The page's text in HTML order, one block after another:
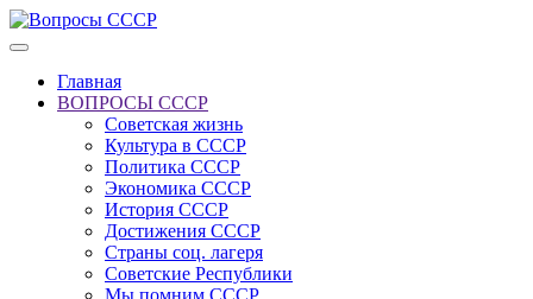
Главная
ВОПРОСЫ СССР
Советская жизнь
Культура в СССР
Политика СССР
Экономика СССР
История СССР
Достижения СССР
Страны соц. лагеря
Советские Республики
Мы помним СССР